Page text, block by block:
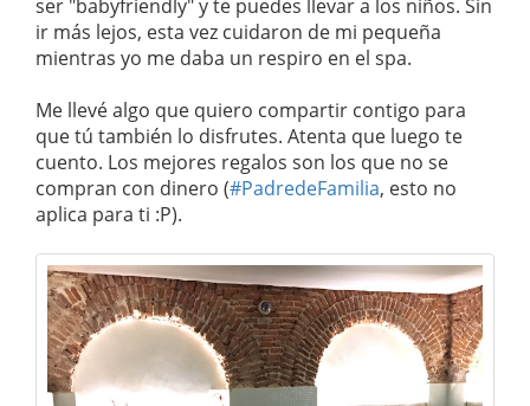
ser "babyfriendly" y te puedes llevar a los niños. Sin
ir más lejos, esta vez cuidaron de mi pequeña
mientras yo me daba un respiro en el spa.
Me llevé algo que quiero compartir contigo para
que tú también lo disfrutes. Atenta que luego te
cuento. Los mejores regalos son los que no se
compran con dinero (#PadredeFamilia, esto no
aplica para ti :P).